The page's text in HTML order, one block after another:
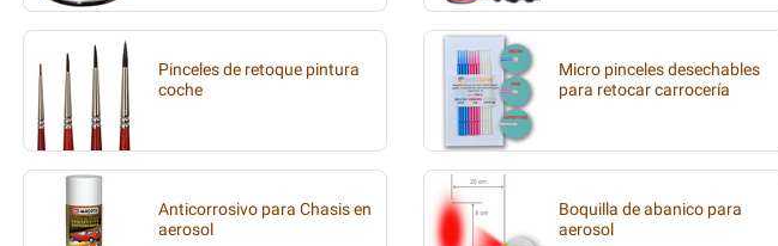
Pinceles de retoque pintura
coche
Micro pinceles desechables
para retocar carrocería
Anticorrosivo para Chasis en
aerosol
Boquilla de abanico para
aerosol